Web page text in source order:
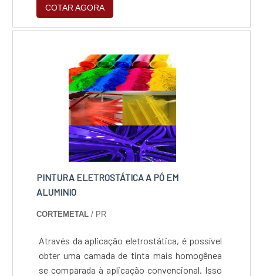
refletivos, transformando projetos complexos
em componentes reais com precisão, rapidez
COTAR AGORA
PINTURA ELETROSTÁTICA A PÓ EM
ALUMINIO
CORTEMETAL / PR
Através da aplicação eletrostática, é possível
obter uma camada de tinta mais homogênea
se comparada à aplicação convencional. Isso